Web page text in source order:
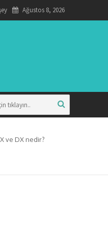
Ağustos 8, 2026
ve DX nedir?